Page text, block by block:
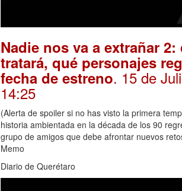
Nadie nos va a extrañar 2:
tratará, qué personajes
fecha de estreno. 15 de
14:25
(Alerta de spoiler si no has visto la primera
historia ambientada en la década de los 90
grupo de amigos que debe afrontar nuevos
Memo
Diario de Querétaro